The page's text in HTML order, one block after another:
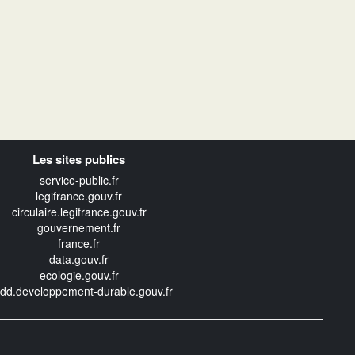
Les sites publics
service-public.fr
legifrance.gouv.fr
circulaire.legifrance.gouv.fr
gouvernement.fr
france.fr
data.gouv.fr
ecologie.gouv.fr
durable.gouv.fr